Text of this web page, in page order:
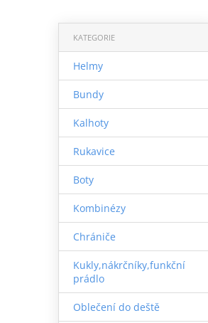
KATEGORIE
Helmy
Bundy
Kalhoty
Rukavice
Boty
Kombinézy
Chrániče
Kukly,nákrčníky,funkční
prádlo
Oblečení do deště